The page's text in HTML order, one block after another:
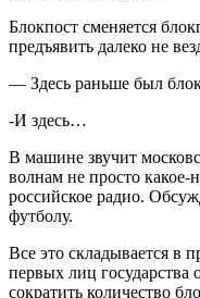
Блокпост сменяется
предъявить далеко не
— Здесь раньше был
-И здесь…
В машине звучит
волнам не просто
российское радио.
футболу.
Все это складывается в
первых лиц государства
сократить количество